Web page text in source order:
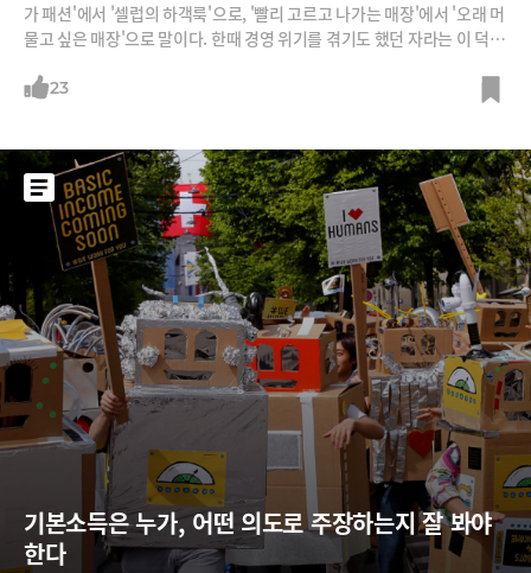
가 패션'에서 '셀럽의 하객룩'으로, '빨리 고르고 나가는 매장'에서 '오래 머
물고 싶은 매장'으로 말이다. 한때 경영 위기를 겪기도 했던 자라는 이 덕분
패션기업의 반열에 오르고 있다. 자라의 변신 스토리를 소개한다.1. 자라
유통까지 3주 만에 이뤄지기 때문에 언제든지 가장 트렌디한 옷을 저렴한
가격에 구매할 수 있다.하지만 자라보다 더 빠른 '울트라 패스트 패션' 브랜
드가 이 자리를 위협하기 시작했다. '쉬인'은 소셜미디어 트렌드를 기반으
로 매일 6,000여 개의 새로운 제품을 내놓는다. 디자인에서 매장에 진열되
는 시간도 1주일로 자라보다 훨씬 짧다. 2018년 매출(2조6천억원)이 자라
의
23
기본소득은 누가, 어떤 의도로 주장하는지 잘 봐야
한다